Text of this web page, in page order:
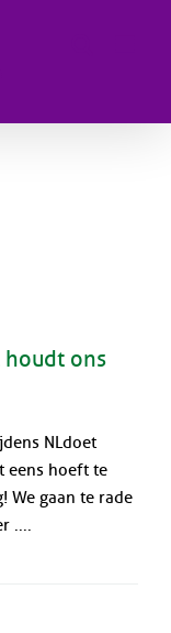
houdt ons
NLdoet
eens hoeft te
We gaan te rade
....